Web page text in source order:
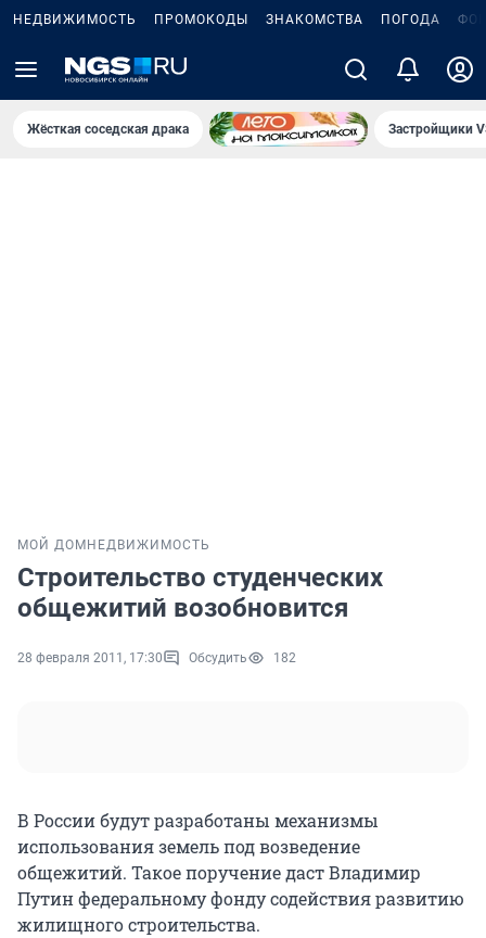
НЕДВИЖИМОСТЬ ПРОМОКОДЫ ЗНАКОМСТВА ПОГОДА
Жёсткая соседская драка Застройщики
МОЙ ДОМ НЕДВИЖИМОСТЬ
Строительство студенческих
общежитий возобновится
28 февраля 2011, 17:30 Обсудить 182
В России будут разработаны механизмы
использования земель под возведение
общежитий. Такое поручение даст Владимир
Путин федеральному фонду содействия развитию
жилищного строительства.